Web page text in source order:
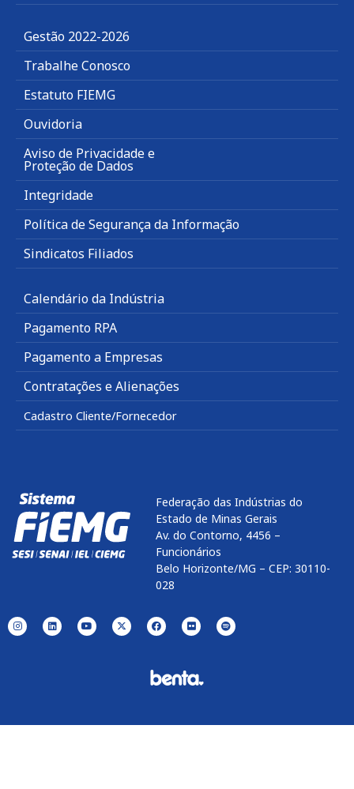
Gestão 2022-2026
Trabalhe Conosco
Estatuto FIEMG
Ouvidoria
Aviso de Privacidade e
Proteção de Dados
Integridade
Política de Segurança da Informação
Sindicatos Filiados
Calendário da Indústria
Pagamento RPA
Pagamento a Empresas
Contratações e Alienações
Cadastro Cliente/Fornecedor
Federação das Indústrias do
Estado de Minas Gerais
Av. do Contorno, 4456 –
Funcionários
Belo Horizonte/MG – CEP: 30110-
028